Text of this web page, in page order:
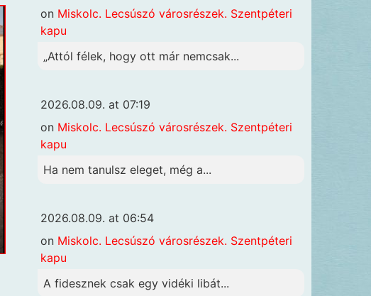
on Miskolc. Lecsúszó városrészek. Szentpéteri
kapu
„Attól félek, hogy ott már nemcsak...
2026.08.09. at 07:19
on Miskolc. Lecsúszó városrészek. Szentpéteri
kapu
Ha nem tanulsz eleget, még a...
2026.08.09. at 06:54
on Miskolc. Lecsúszó városrészek. Szentpéteri
kapu
A fidesznek csak egy vidéki libát...